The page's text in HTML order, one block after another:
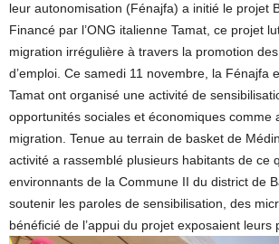
leur autonomisation (Fénajfa) a initié le projet
Financé par l’ONG italienne Tamat, ce projet
migration irrégulière à travers la promotion
d’emploi. Ce samedi 11 novembre, la Fénajfa
Tamat ont organisé une activité de
opportunités sociales et économiques comme
migration. Tenue au terrain de basket de
activité a rassemblé plusieurs habitants de ce
environnants de la Commune II du district de
soutenir les paroles de sensibilisation, des
bénéficié de l’appui du projet exposaient leurs